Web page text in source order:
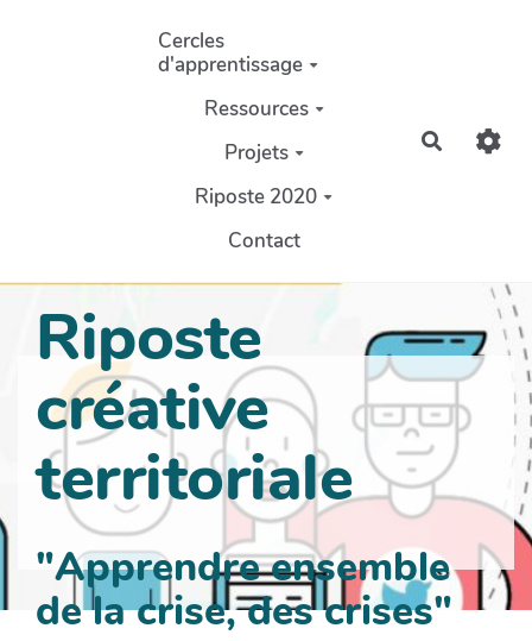
Aller au contenu principal
Cercles
d'apprentissage
Ressources
Projets
Riposte 2020
Contact
Riposte
créative
territoriale
"Apprendre ensemble
de la crise, des crises"